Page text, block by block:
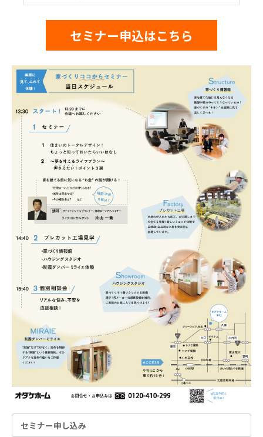
セミナー申込はこちら
セミナー申し込み